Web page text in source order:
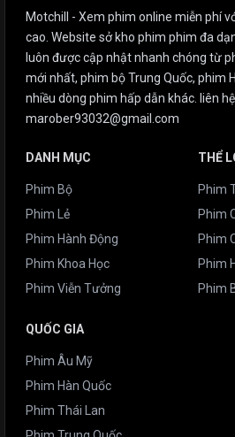
Motchill - Xem phim online miễn phí
cao. Website sở kho phim phim đa
luôn được cập nhật nhanh chóng từ
mới nhất, phim bộ Trung Quốc, phim
nhiều dòng phim hấp dẫn khác. liên
marober93032@gmail.com
DANH MỤC
Phim Bộ
Phim Lẻ
Phim Hành Động
Phim Khoa Học
Phim Viễn Tưởng
THỂ
Phim
Phim
Phim
Phim
Phim
QUỐC GIA
Phim Âu Mỹ
Phim Hàn Quốc
Phim Thái Lan